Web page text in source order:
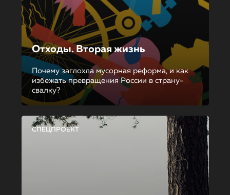
Отходы. Вторая жизнь
Почему заглохла мусорная реформа, и как
избежать превращения России в страну-
свалку?
СПЕЦПРОЕКТ